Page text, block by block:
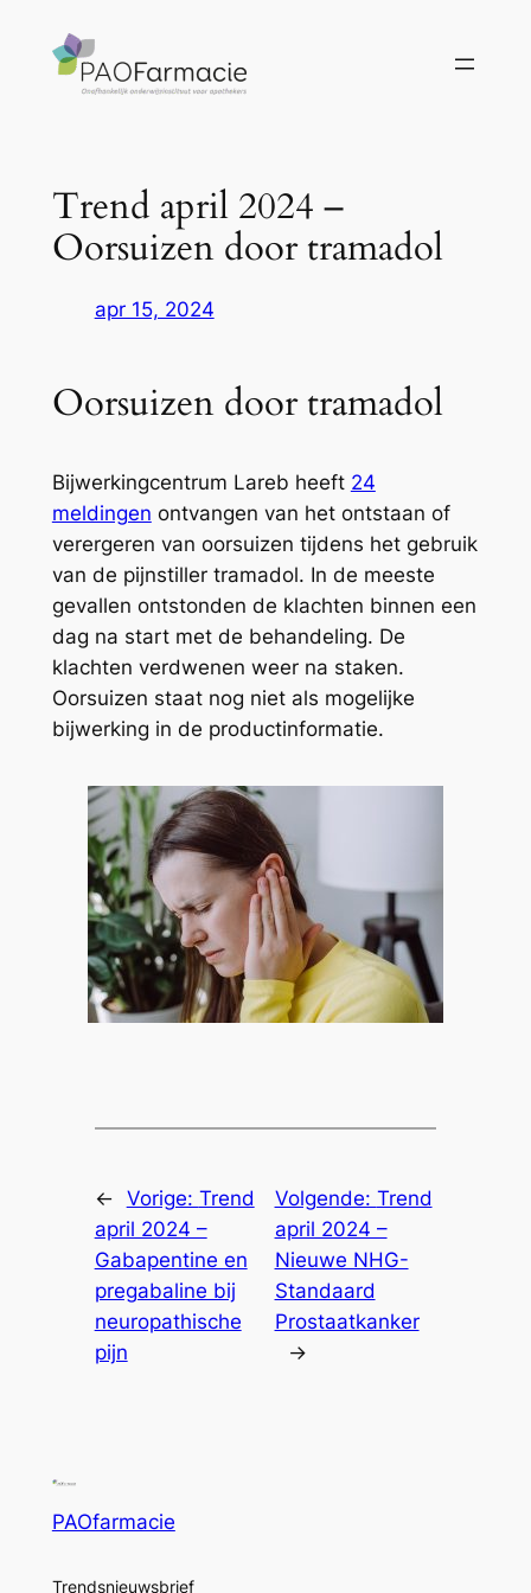
Trend april 2024 –
Oorsuizen door tramadol
apr 15, 2024
Oorsuizen door tramadol
Bijwerkingcentrum Lareb heeft 24
meldingen ontvangen van het ontstaan of
verergeren van oorsuizen tijdens het gebruik
van de pijnstiller tramadol. In de meeste
gevallen ontstonden de klachten binnen een
dag na start met de behandeling. De
klachten verdwenen weer na staken.
Oorsuizen staat nog niet als mogelijke
bijwerking in de productinformatie.
← Vorige: Trend
april 2024 –
Gabapentine en
pregabaline bij
neuropathische
pijn
Volgende: Trend
april 2024 –
Nieuwe NHG-
Standaard
Prostaatkanker
→
PAOfarmacie
Trendsnieuwsbrief